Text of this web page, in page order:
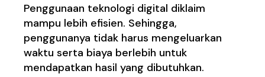
Penggunaan teknologi digital diklaim
mampu lebih efisien. Sehingga,
penggunanya tidak harus mengeluarkan
waktu serta biaya berlebih untuk
mendapatkan hasil yang dibutuhkan.